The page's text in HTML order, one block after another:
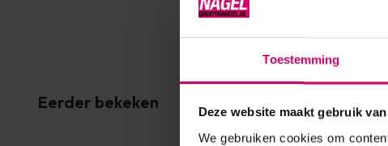
Toestemming
Deze website maakt gebruik
We gebruiken cookies om
Eerder bekeken